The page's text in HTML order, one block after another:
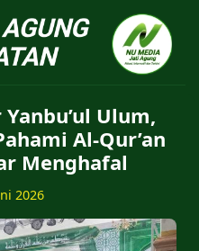
Jatiagung - Situs
Ulum,
Al-Qur’an
Menghafal
2026